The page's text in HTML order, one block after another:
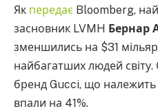
Як передає Bloomberg,
засновник LVMH Бернар
зменшились на $31
найбагатших людей
бренд Gucci, що належить
впали на 41%.